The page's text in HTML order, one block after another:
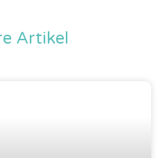
Artikel